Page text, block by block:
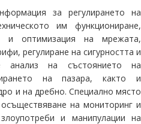
за регулирането на
им функциониране,
и оптимизация на мрежата,
регулиране на сигурността и
анализ на състоянието на
на пазара, както и
и на дребно. Специално място
на мониторинг и
и манипулации на